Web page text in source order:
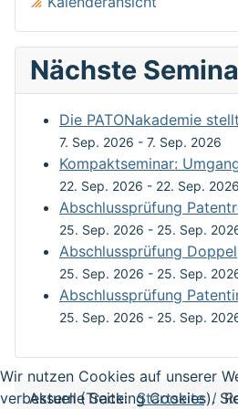
Nächste
Die PATONakademie
7. Sep. 2026 - 7. Sep. 2026
Kompaktseminar:
22. Sep. 2026 - 22. Sep. 2026
Abschlussprüfung
25. Sep. 2026 - 25. Sep.
Abschlussprüfung
25. Sep. 2026 - 25. Sep.
Abschlussprüfung
25. Sep. 2026 - 25. Sep.
Aktuelle Seite:Startseite
Wir nutzen Cookies auf unserer
verbessern (Tracking Cookies).